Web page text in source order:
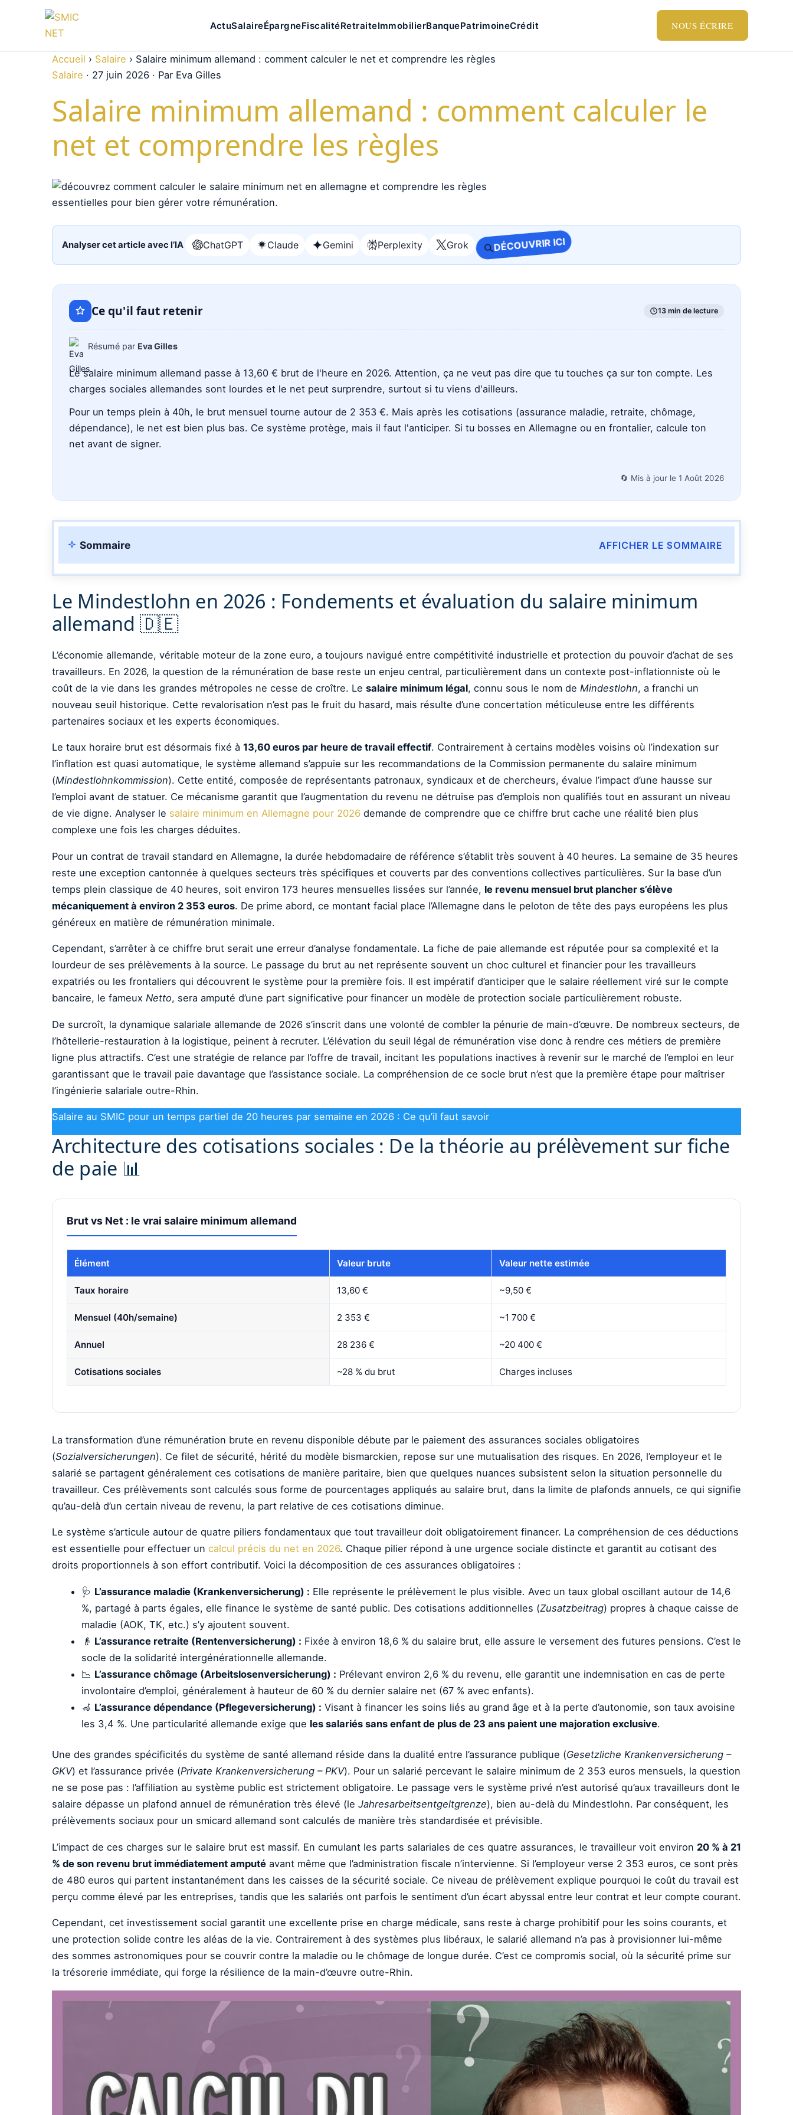
ActuSalaireÉpargneFiscalitéRetraiteImmobilierBanquePatrimoineCrédit NOUS ÉCRIRE
Accueil › Salaire › Salaire minimum allemand : comment calculer le net et comprendre les règles
Salaire · 27 juin 2026 · Par Eva Gilles
Salaire minimum allemand : comment calculer le
net et comprendre les règles
Analyser cet article avec l’IA ChatGPT
Ouvrir
avec
Claude
Ouvrir
avec
Gemini
Ouvrir
avec
Perplexity
Ouvrir
avec
Grok
Ouvrir
avec
DÉCOUVRIR ICI
Ce qu'il faut retenir 13 min de lecture
Résumé par Eva Gilles
Le salaire minimum allemand passe à 13,60 € brut de l'heure en 2026. Attention, ça ne veut pas dire que tu touches ça sur ton compte. Les
charges sociales allemandes sont lourdes et le net peut surprendre, surtout si tu viens d'ailleurs.
Pour un temps plein à 40h, le brut mensuel tourne autour de 2 353 €. Mais après les cotisations (assurance maladie, retraite, chômage,
dépendance), le net est bien plus bas. Ce système protège, mais il faut l'anticiper. Si tu bosses en Allemagne ou en frontalier, calcule ton
net avant de signer.
🔄 Mis à jour le 1 Août 2026
Sommaire AFFICHER LE SOMMAIRE
Le Mindestlohn en 2026 : Fondements et évaluation du salaire minimum
allemand 🇩🇪
L’économie allemande, véritable moteur de la zone euro, a toujours navigué entre compétitivité industrielle et protection du pouvoir d’achat de ses
travailleurs. En 2026, la question de la rémunération de base reste un enjeu central, particulièrement dans un contexte post-inflationniste où le
coût de la vie dans les grandes métropoles ne cesse de croître. Le salaire minimum légal, connu sous le nom de Mindestlohn, a franchi un
nouveau seuil historique. Cette revalorisation n’est pas le fruit du hasard, mais résulte d’une concertation méticuleuse entre les différents
partenaires sociaux et les experts économiques.
Le taux horaire brut est désormais fixé à 13,60 euros par heure de travail effectif. Contrairement à certains modèles voisins où l’indexation sur
l’inflation est quasi automatique, le système allemand s’appuie sur les recommandations de la Commission permanente du salaire minimum
(Mindestlohnkommission). Cette entité, composée de représentants patronaux, syndicaux et de chercheurs, évalue l’impact d’une hausse sur
l’emploi avant de statuer. Ce mécanisme garantit que l’augmentation du revenu ne détruise pas d’emplois non qualifiés tout en assurant un niveau
de vie digne. Analyser le salaire minimum en Allemagne pour 2026 demande de comprendre que ce chiffre brut cache une réalité bien plus
complexe une fois les charges déduites.
Pour un contrat de travail standard en Allemagne, la durée hebdomadaire de référence s’établit très souvent à 40 heures. La semaine de 35 heures
reste une exception cantonnée à quelques secteurs très spécifiques et couverts par des conventions collectives particulières. Sur la base d’un
temps plein classique de 40 heures, soit environ 173 heures mensuelles lissées sur l’année, le revenu mensuel brut plancher s’élève
mécaniquement à environ 2 353 euros. De prime abord, ce montant facial place l’Allemagne dans le peloton de tête des pays européens les plus
généreux en matière de rémunération minimale.
Cependant, s’arrêter à ce chiffre brut serait une erreur d’analyse fondamentale. La fiche de paie allemande est réputée pour sa complexité et la
lourdeur de ses prélèvements à la source. Le passage du brut au net représente souvent un choc culturel et financier pour les travailleurs
expatriés ou les frontaliers qui découvrent le système pour la première fois. Il est impératif d’anticiper que le salaire réellement viré sur le compte
bancaire, le fameux Netto, sera amputé d’une part significative pour financer un modèle de protection sociale particulièrement robuste.
De surcroît, la dynamique salariale allemande de 2026 s’inscrit dans une volonté de combler la pénurie de main-d’œuvre. De nombreux secteurs, de
l’hôtellerie-restauration à la logistique, peinent à recruter. L’élévation du seuil légal de rémunération vise donc à rendre ces métiers de première
ligne plus attractifs. C’est une stratégie de relance par l’offre de travail, incitant les populations inactives à revenir sur le marché de l’emploi en leur
garantissant que le travail paie davantage que l’assistance sociale. La compréhension de ce socle brut n’est que la première étape pour maîtriser
l’ingénierie salariale outre-Rhin.
Salaire au SMIC pour un temps partiel de 20 heures par semaine en 2026 : Ce qu’il faut savoir
Architecture des cotisations sociales : De la théorie au prélèvement sur fiche
de paie 📊
Brut vs Net : le vrai salaire minimum allemand
Élément Valeur brute Valeur nette estimée
Taux horaire 13,60 € ~9,50 €
Mensuel (40h/semaine) 2 353 € ~1 700 €
Annuel 28 236 € ~20 400 €
Cotisations sociales ~28 % du brut Charges incluses
La transformation d’une rémunération brute en revenu disponible débute par le paiement des assurances sociales obligatoires
(Sozialversicherungen). Ce filet de sécurité, hérité du modèle bismarckien, repose sur une mutualisation des risques. En 2026, l’employeur et le
salarié se partagent généralement ces cotisations de manière paritaire, bien que quelques nuances subsistent selon la situation personnelle du
travailleur. Ces prélèvements sont calculés sous forme de pourcentages appliqués au salaire brut, dans la limite de plafonds annuels, ce qui signifie
qu’au-delà d’un certain niveau de revenu, la part relative de ces cotisations diminue.
Le système s’articule autour de quatre piliers fondamentaux que tout travailleur doit obligatoirement financer. La compréhension de ces déductions
est essentielle pour effectuer un calcul précis du net en 2026. Chaque pilier répond à une urgence sociale distincte et garantit au cotisant des
droits proportionnels à son effort contributif. Voici la décomposition de ces assurances obligatoires :
🩺 L’assurance maladie (Krankenversicherung) : Elle représente le prélèvement le plus visible. Avec un taux global oscillant autour de 14,6
%, partagé à parts égales, elle finance le système de santé public. Des cotisations additionnelles (Zusatzbeitrag) propres à chaque caisse de
maladie (AOK, TK, etc.) s’y ajoutent souvent.
👴 L’assurance retraite (Rentenversicherung) : Fixée à environ 18,6 % du salaire brut, elle assure le versement des futures pensions. C’est le
socle de la solidarité intergénérationnelle allemande.
📉 L’assurance chômage (Arbeitslosenversicherung) : Prélevant environ 2,6 % du revenu, elle garantit une indemnisation en cas de perte
involontaire d’emploi, généralement à hauteur de 60 % du dernier salaire net (67 % avec enfants).
🦽 L’assurance dépendance (Pflegeversicherung) : Visant à financer les soins liés au grand âge et à la perte d’autonomie, son taux avoisine
les 3,4 %. Une particularité allemande exige que les salariés sans enfant de plus de 23 ans paient une majoration exclusive.
Une des grandes spécificités du système de santé allemand réside dans la dualité entre l’assurance publique (Gesetzliche Krankenversicherung –
GKV) et l’assurance privée (Private Krankenversicherung – PKV). Pour un salarié percevant le salaire minimum de 2 353 euros mensuels, la question
ne se pose pas : l’affiliation au système public est strictement obligatoire. Le passage vers le système privé n’est autorisé qu’aux travailleurs dont le
salaire dépasse un plafond annuel de rémunération très élevé (le Jahresarbeitsentgeltgrenze), bien au-delà du Mindestlohn. Par conséquent, les
prélèvements sociaux pour un smicard allemand sont calculés de manière très standardisée et prévisible.
L’impact de ces charges sur le salaire brut est massif. En cumulant les parts salariales de ces quatre assurances, le travailleur voit environ 20 % à 21
% de son revenu brut immédiatement amputé avant même que l’administration fiscale n’intervienne. Si l’employeur verse 2 353 euros, ce sont près
de 480 euros qui partent instantanément dans les caisses de la sécurité sociale. Ce niveau de prélèvement explique pourquoi le coût du travail est
perçu comme élevé par les entreprises, tandis que les salariés ont parfois le sentiment d’un écart abyssal entre leur contrat et leur compte courant.
Cependant, cet investissement social garantit une excellente prise en charge médicale, sans reste à charge prohibitif pour les soins courants, et
une protection solide contre les aléas de la vie. Contrairement à des systèmes plus libéraux, le salarié allemand n’a pas à provisionner lui-même
des sommes astronomiques pour se couvrir contre la maladie ou le chômage de longue durée. C’est ce compromis social, où la sécurité prime sur
la trésorerie immédiate, qui forge la résilience de la main-d’œuvre outre-Rhin.